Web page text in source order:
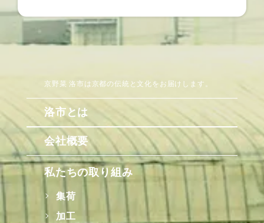
京野菜 洛市は京都の伝統と文化をお届けします。
洛市とは
会社概要
私たちの取り組み
集荷
加工